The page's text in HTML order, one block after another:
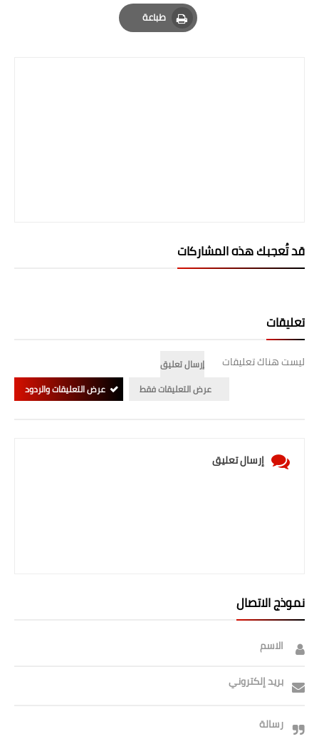
المرحلة الابتدائية
العامة
Whatsapp
طباعة
Print
قد تُعجبك هذه المشاركات
تعليقات
ليست هناك تعليقات
إرسال تعليق
عرض التعليقات فقط
عرض التعليقات والردود
إرسال تعليق
نموذج الاتصال
الاسم
بريد إلكتروني
رسالة